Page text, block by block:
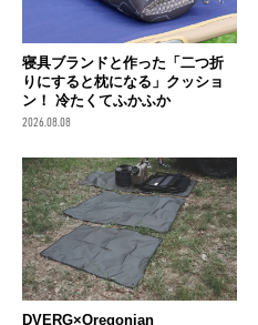
寝具ブランドと作った「二つ折
りにすると枕になる」クッショ
ン！ 冷たくてふかふか
2026.08.08
DVERG×Oregonian